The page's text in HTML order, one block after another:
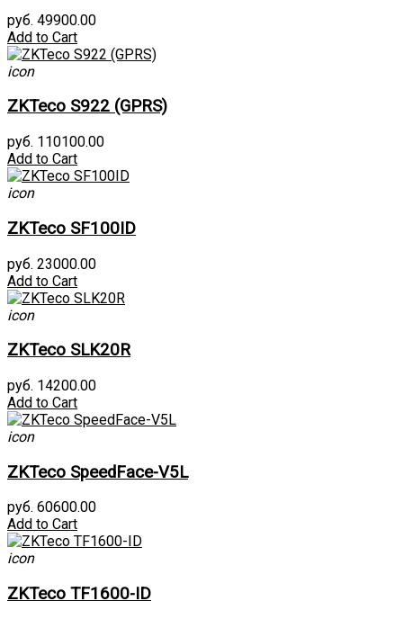
руб. 49900.00
Add to Cart
icon
ZKTeco S922 (GPRS)
руб. 110100.00
Add to Cart
icon
ZKTeco SF100ID
руб. 23000.00
Add to Cart
icon
ZKTeco SLK20R
руб. 14200.00
Add to Cart
icon
ZKTeco SpeedFace-V5L
руб. 60600.00
Add to Cart
icon
ZKTeco TF1600-ID